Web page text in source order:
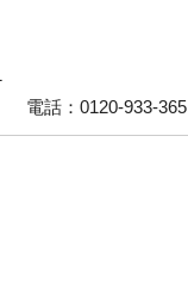
電話：0120-933-365